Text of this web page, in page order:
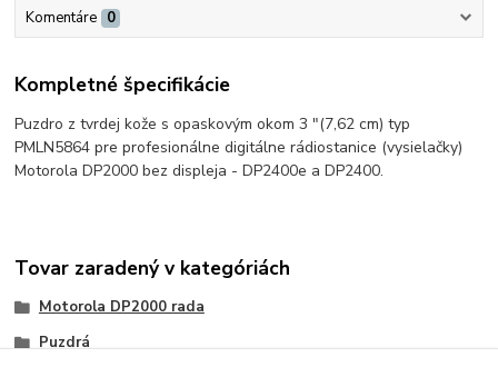
Komentáre 0
Kompletné špecifikácie
Puzdro z tvrdej kože s opaskovým okom 3 "(7,62 cm) typ
PMLN5864 pre profesionálne digitálne rádiostanice (vysielačky)
Motorola DP2000 bez displeja - DP2400e a DP2400.
Tovar zaradený v kategóriách
Motorola DP2000 rada
Puzdrá